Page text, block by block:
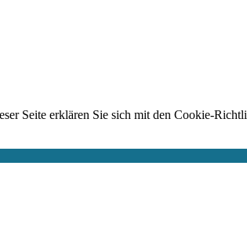
Seite erklären Sie sich mit den Cookie-